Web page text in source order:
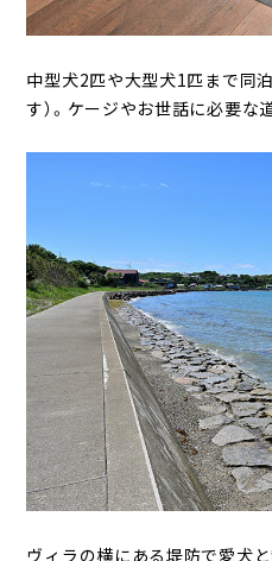
中型犬2匹や大型犬1匹まで同
す）。ケージやお世話に必要な
ヴィラの横にある堤防で愛犬